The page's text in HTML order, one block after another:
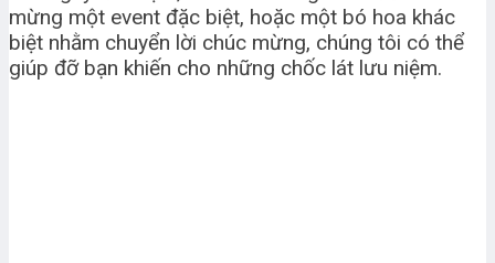
mừng một event đặc biệt, hoặc một bó hoa khác
biệt nhằm chuyển lời chúc mừng, chúng tôi có thể
giúp đỡ bạn khiến cho những chốc lát lưu niệm.